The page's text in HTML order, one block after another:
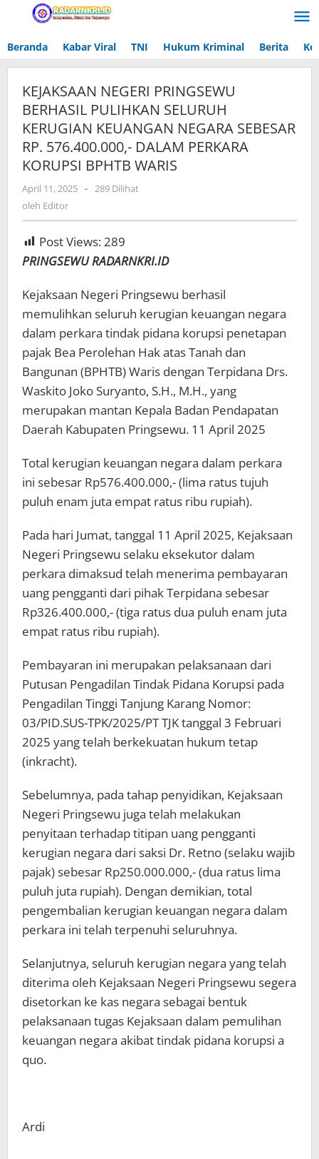
Lewati
Beranda Kabar Viral TNI Hukum Kriminal Berita
KEJAKSAAN NEGERI PRINGSEWU
BERHASIL PULIHKAN SELURUH
KERUGIAN KEUANGAN NEGARA SEBESAR
RP. 576.400.000,- DALAM PERKARA
KORUPSI BPHTB WARIS
April 11, 2025 oleh
- 289 Dilihat
oleh Editor
Post Views:289
PRINGSEWU RADARNKRI.ID
Kejaksaan Negeri Pringsewu berhasil
memulihkan seluruh kerugian keuangan negara
dalam perkara tindak pidana korupsi penetapan
pajak Bea Perolehan Hak atas Tanah dan
Bangunan (BPHTB) Waris dengan Terpidana Drs.
Waskito Joko Suryanto, S.H., M.H., yang
merupakan mantan Kepala Badan Pendapatan
Daerah Kabupaten Pringsewu. 11 April 2025
Total kerugian keuangan negara dalam perkara
ini sebesar Rp576.400.000,- (lima ratus tujuh
puluh enam juta empat ratus ribu rupiah).
Pada hari Jumat, tanggal 11 April 2025, Kejaksaan
Negeri Pringsewu selaku eksekutor dalam
perkara dimaksud telah menerima pembayaran
uang pengganti dari pihak Terpidana sebesar
Rp326.400.000,- (tiga ratus dua puluh enam juta
empat ratus ribu rupiah).
Pembayaran ini merupakan pelaksanaan dari
Putusan Pengadilan Tindak Pidana Korupsi pada
Pengadilan Tinggi Tanjung Karang Nomor:
03/PID.SUS-TPK/2025/PT TJK tanggal 3 Februari
2025 yang telah berkekuatan hukum tetap
(inkracht).
Sebelumnya, pada tahap penyidikan, Kejaksaan
Negeri Pringsewu juga telah melakukan
penyitaan terhadap titipan uang pengganti
kerugian negara dari saksi Dr. Retno (selaku wajib
pajak) sebesar Rp250.000.000,- (dua ratus lima
puluh juta rupiah). Dengan demikian, total
pengembalian kerugian keuangan negara dalam
perkara ini telah terpenuhi seluruhnya.
Selanjutnya, seluruh kerugian negara yang telah
diterima oleh Kejaksaan Negeri Pringsewu segera
disetorkan ke kas negara sebagai bentuk
pelaksanaan tugas Kejaksaan dalam pemulihan
keuangan negara akibat tindak pidana korupsi a
quo.
Ardi